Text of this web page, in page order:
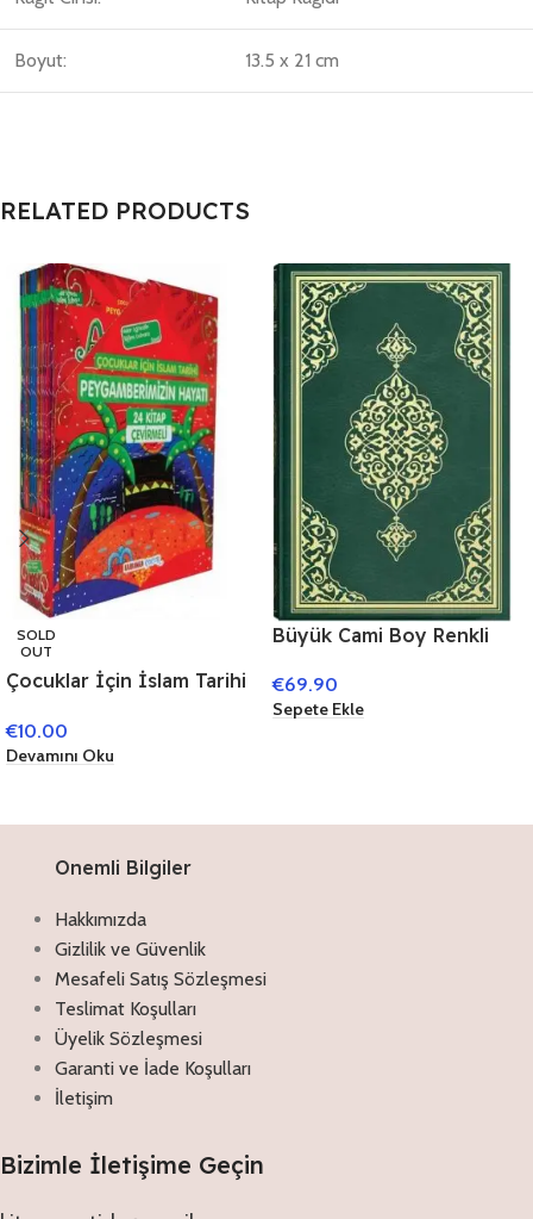
Boyut: 13.5 x 21 cm
RELATED PRODUCTS
SOLD
OUT
Çocuklar İçin İslam Tarihi
(Çevirmeli 24 Kitap)
€10.00
Devamını Oku
Büyük Cami Boy Renkli
(Mühürlü),KURAN’I
KERİM,27 x 40 cm
€69.90
Sepete Ekle
Onemli Bilgiler
Hakkımızda
Gizlilik ve Güvenlik
Mesafeli Satış Sözleşmesi
Teslimat Koşulları
Üyelik Sözleşmesi
Garanti ve İade Koşulları
İletişim
Bizimle İletişime Geçin